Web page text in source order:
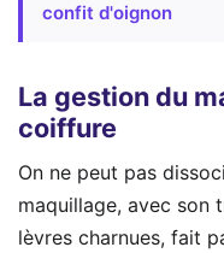
confit d'oignon
La gestion du
coiffure
On ne peut pas
maquillage, avec son
lèvres charnues, fait